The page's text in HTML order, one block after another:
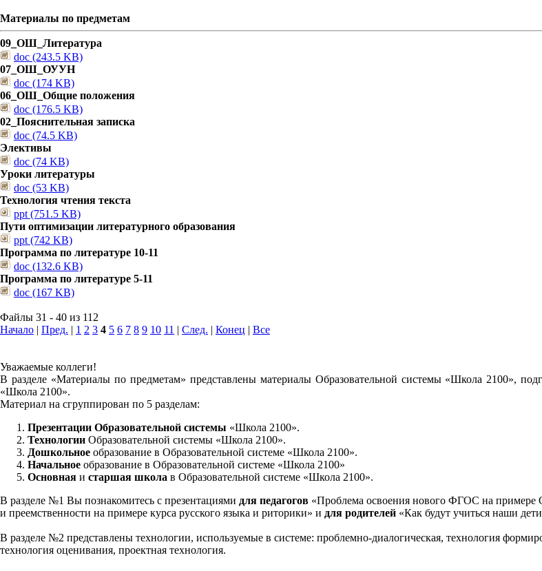
Материалы по предметам
09_ОШ_Литература
doc (243.5 KB)
07_ОШ_ОУУН
doc (174 KB)
06_ОШ_Общие положения
doc (176.5 KB)
02_Пояснительная записка
doc (74.5 KB)
Элективы
doc (74 KB)
Уроки литературы
doc (53 KB)
Технология чтения текста
ppt (751.5 KB)
Пути оптимизации литературного образования
ppt (742 KB)
Программа по литературе 10-11
doc (132.6 KB)
Программа по литературе 5-11
doc (167 KB)
Файлы 31 - 40 из 112
Начало | Пред. | 1 2 3 4 5 6 7 8 9 10 11 | След. | Конец | Все
Уважаемые коллеги!
В разделе «Материалы по предметам» представлены материалы Образовательной системы «Школа 2100»,
«Школа 2100».
Материал на сгруппирован по 5 разделам:
Презентации Образовательной системы «Школа 2100».
Технологии Образовательной системы «Школа 2100».
Дошкольное образование в Образовательной системе «Школа 2100».
Начальное образование в Образовательной системе «Школа 2100»
Основная и старшая школа в Образовательной системе «Школа 2100».
В разделе №1 Вы познакомитесь с презентациями для педагогов «Проблема освоения нового ФГОС на примере
и преемственности на примере курса русского языка и риторики» и для родителей «Как будут учиться наши
В разделе №2 представлены технологии, используемые в системе: проблемно-диалогическая, технология
технология оценивания, проектная технология.